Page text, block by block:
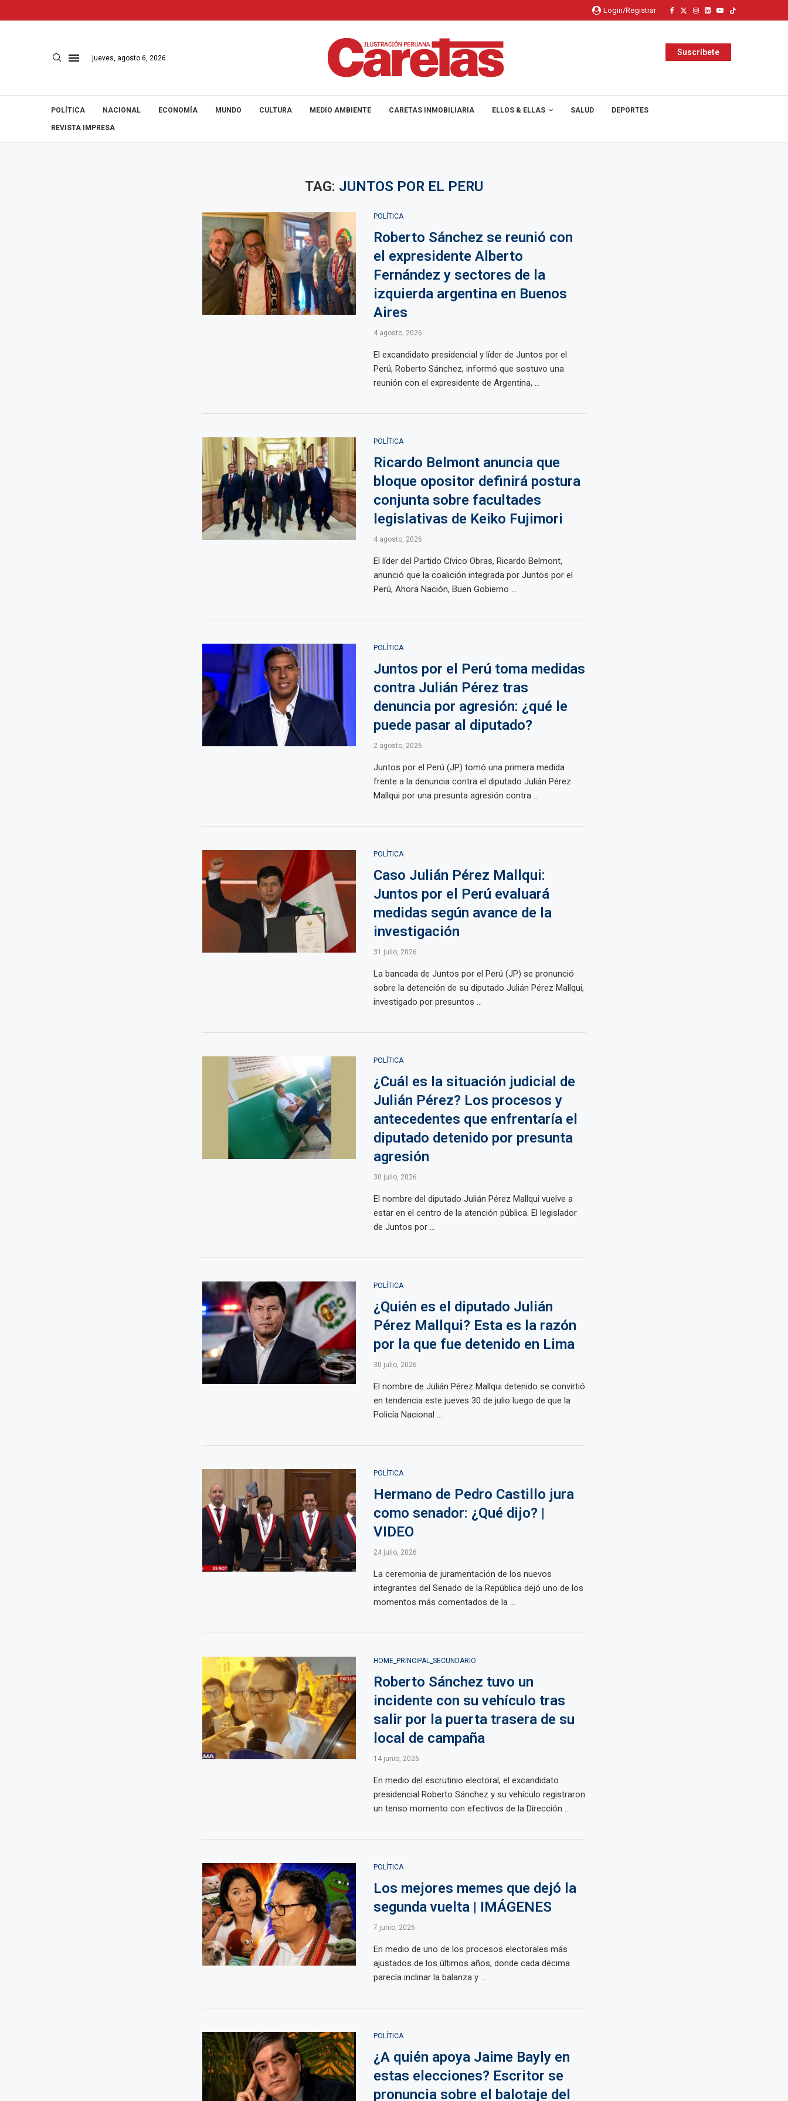
Login/Registrar
jueves, agosto 6, 2026
Suscríbete
POLÍTICA NACIONAL ECONOMÍA MUNDO CULTURA MEDIO AMBIENTE CARETAS INMOBILIARIA ELLOS & ELLAS SALUD DEPORTES
REVISTA IMPRESA
TAG: JUNTOS POR EL PERU
POLÍTICA
Roberto Sánchez se reunió con
el expresidente Alberto
Fernández y sectores de la
izquierda argentina en Buenos
Aires
4 agosto, 2026
El excandidato presidencial y líder de Juntos por el
Perú, Roberto Sánchez, informó que sostuvo una
reunión con el expresidente de Argentina, ...
POLÍTICA
Ricardo Belmont anuncia que
bloque opositor definirá postura
conjunta sobre facultades
legislativas de Keiko Fujimori
4 agosto, 2026
El líder del Partido Cívico Obras, Ricardo Belmont,
anunció que la coalición integrada por Juntos por el
Perú, Ahora Nación, Buen Gobierno ...
POLÍTICA
Juntos por el Perú toma medidas
contra Julián Pérez tras
denuncia por agresión: ¿qué le
puede pasar al diputado?
2 agosto, 2026
Juntos por el Perú (JP) tomó una primera medida
frente a la denuncia contra el diputado Julián Pérez
Mallqui por una presunta agresión contra ...
POLÍTICA
Caso Julián Pérez Mallqui:
Juntos por el Perú evaluará
medidas según avance de la
investigación
31 julio, 2026
La bancada de Juntos por el Perú (JP) se pronunció
sobre la detención de su diputado Julián Pérez Mallqui,
investigado por presuntos ...
POLÍTICA
¿Cuál es la situación judicial de
Julián Pérez? Los procesos y
antecedentes que enfrentaría el
diputado detenido por presunta
agresión
30 julio, 2026
El nombre del diputado Julián Pérez Mallqui vuelve a
estar en el centro de la atención pública. El legislador
de Juntos por ...
POLÍTICA
¿Quién es el diputado Julián
Pérez Mallqui? Esta es la razón
por la que fue detenido en Lima
30 julio, 2026
El nombre de Julián Pérez Mallqui detenido se convirtió
en tendencia este jueves 30 de julio luego de que la
Policía Nacional ...
POLÍTICA
Hermano de Pedro Castillo jura
como senador: ¿Qué dijo? |
VIDEO
24 julio, 2026
La ceremonia de juramentación de los nuevos
integrantes del Senado de la República dejó uno de los
momentos más comentados de la ...
HOME_PRINCIPAL_SECUNDARIO
Roberto Sánchez tuvo un
incidente con su vehículo tras
salir por la puerta trasera de su
local de campaña
14 junio, 2026
En medio del escrutinio electoral, el excandidato
presidencial Roberto Sánchez y su vehículo registraron
un tenso momento con efectivos de la Dirección ...
POLÍTICA
Los mejores memes que dejó la
segunda vuelta | IMÁGENES
7 junio, 2026
En medio de uno de los procesos electorales más
ajustados de los últimos años, donde cada décima
parecía inclinar la balanza y ...
POLÍTICA
¿A quién apoya Jaime Bayly en
estas elecciones? Escritor se
pronuncia sobre el balotaje del